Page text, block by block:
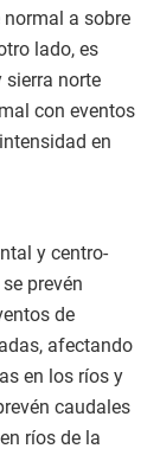
a sobre
lado, es
sierra norte
con eventos
en
y centro-
prevén
de
afectando
en los ríos y
caudales
ríos de la